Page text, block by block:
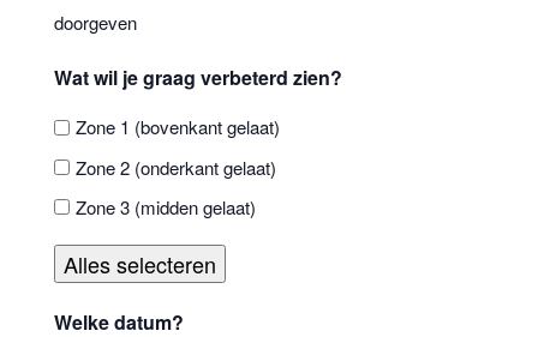
doorgeven
Wat wil je graag verbeterd zien?
Zone 1 (bovenkant gelaat)
Zone 2 (onderkant gelaat)
Zone 3 (midden gelaat)
Alles selecteren
Welke datum?